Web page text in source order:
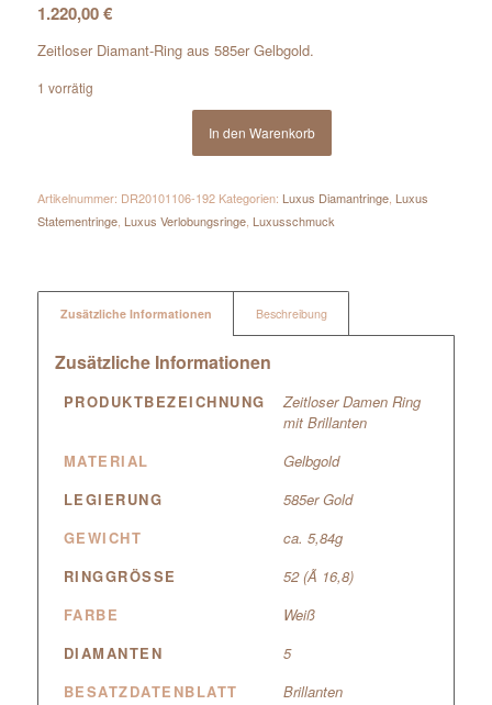
1.220,00€
Zeitloser Diamant-Ring aus 585er Gelbgold.
1 vorrätig
In den Warenkorb
Artikelnummer: DR20101106-192 Kategorien: Luxus Diamantringe, Luxus
Statementringe, Luxus Verlobungsringe, Luxusschmuck
Zusätzliche Informationen Beschreibung
Zusätzliche Informationen
PRODUKTBEZEICHNUNG
Zeitloser Damen Ring
mit Brillanten
MATERIAL
Gelbgold
LEGIERUNG
585er Gold
GEWICHT
ca. 5,84g
RINGGRÖSSE
52 (Ã 16,8)
FARBE
Weiß
DIAMANTEN
5
BESATZDATENBLATT
Brillanten